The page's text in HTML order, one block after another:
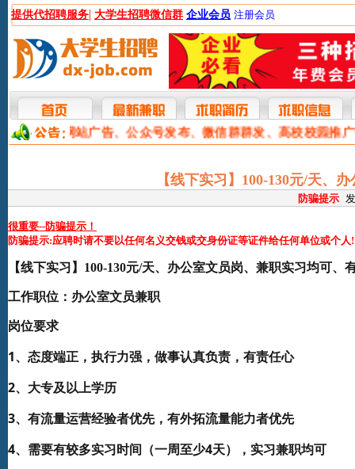
提供代招聘服务| 大学生招聘微信群 企业会员 注册会员
本网提供网站广告、公众号发布、微信群群发、高校校园推
【线下实习】100-130元/天、
防骗提示
很重要--防骗提示！
防骗提示:应聘时请不要以任何名义交钱或交身份证等证件给任何单位或个人!
【线下实习】100-130元/天、办公室文员岗、兼职实习均可、
工作职位： 办公室文员兼职
岗位要求
1、态度端正，执行力强，做事认真负责，有责任心
2、大专及以上学历
3、有流量运营经验者优先，有外拓流量能力者优先
4、需要有较多实习时间（一周至少4天），实习兼职均可